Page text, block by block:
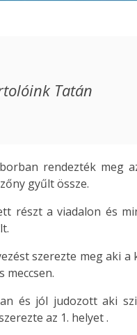
Tatán
rendezték meg
gyűlt össze.
részt a viadalon és
szerezte meg aki
meccsen.
és jól judozott aki
az 1. helyet .